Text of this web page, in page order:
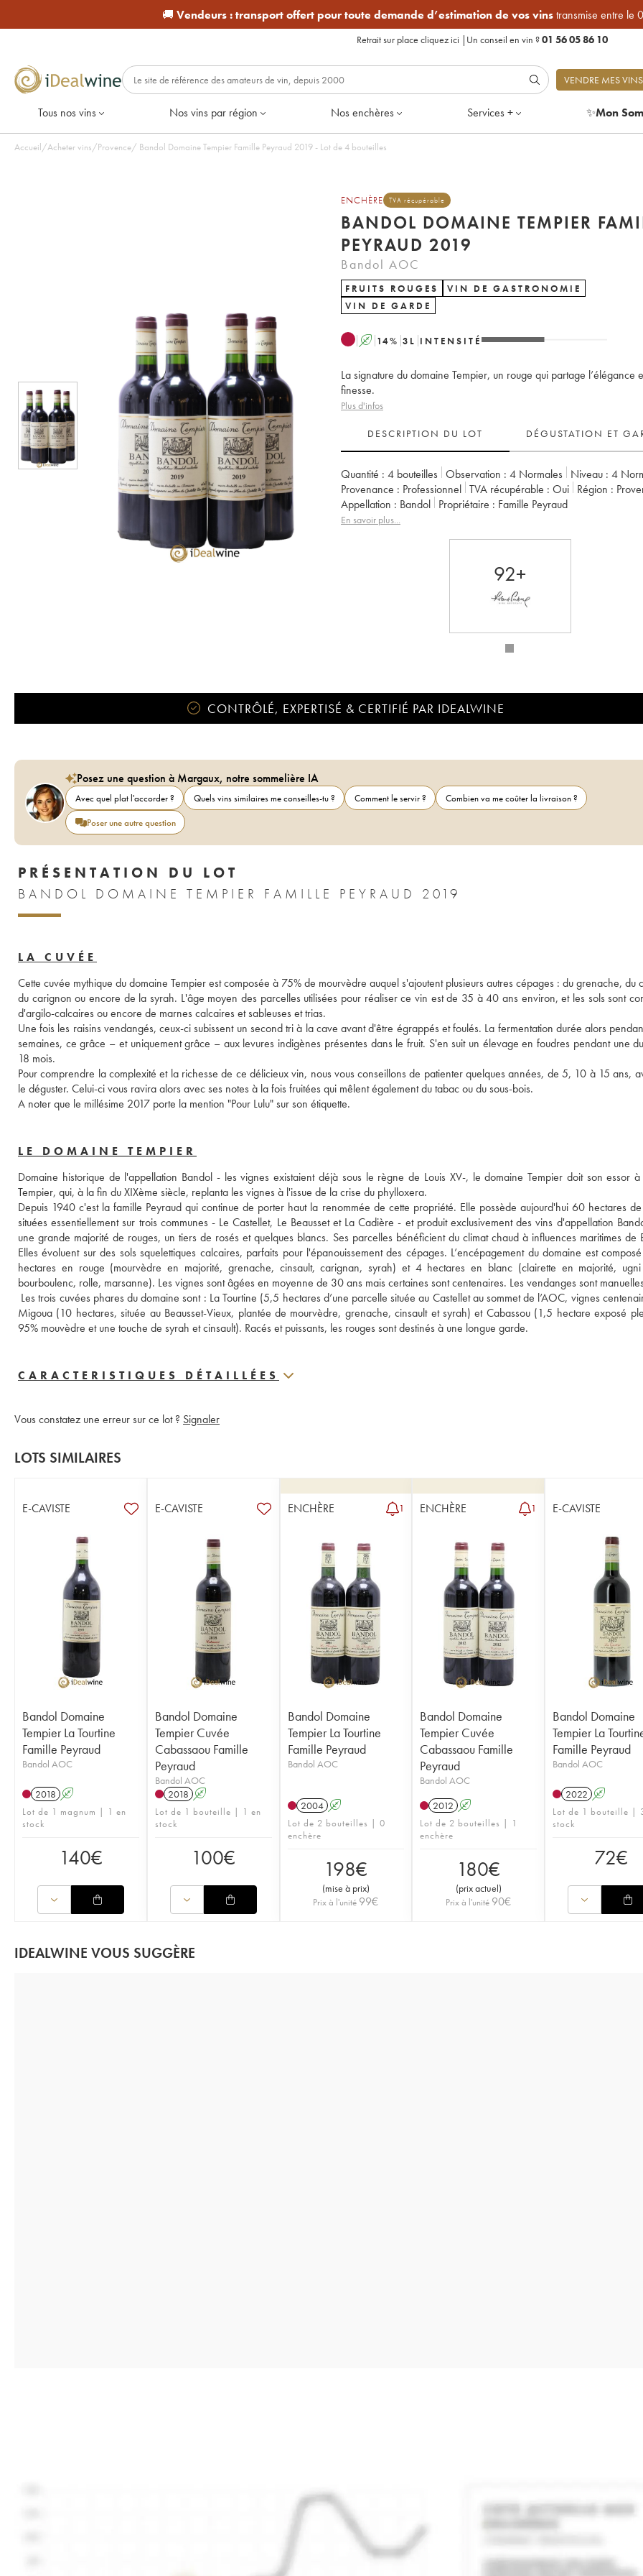
🚚 Vendeurs :transport offert pour toute demande d’estimation de vos vinstransmise entre le
Retrait sur place cliquez ici | Un conseil en vin ?01 56 05 86 10
VENDRE MES VINS
Tous nos vins Nos vins par région Nos enchères Services + ✨Mon
Accueil/Acheter vins/Provence/ Bandol Domaine Tempier Famille Peyraud 2019 - Lot de 4 bouteilles
ENCHÈRE TVA récupérable
BANDOL DOMAINE TEMPIER
PEYRAUD 2019
Bandol AOC
FRUITS ROUGES
VIN DE GASTRONOMIE
VIN DE GARDE
A 14% 3 L INTENSITÉ
La signature du domaine Tempier, un rouge qui partage l’élégance
finesse.
Plus d'infos
DESCRIPTION DU LOT DÉGUSTATION ET
Quantité : 4 bouteilles Observation : 4 Normales Niveau : 4
Provenance :
professionnel TVA récupérable : oui Région :
Appellation :
Bandol Propriétaire : Famille Peyraud
En savoir plus...
92+
CONTRÔLÉ, EXPERTISÉ & CERTIFIÉ PAR IDEALWINE
Posez une question à Margaux, notre sommelière IA
Avec quel plat l'accorder ? Quels vins similaires me conseilles-tu ? Comment le servir ?
Combien va me coûter la livraison ?
Poser une autre question
PRÉSENTATION DU LOT
BANDOL DOMAINE TEMPIER FAMILLE PEYRAUD 2019
LA CUVÉE
Cette cuvée mythique du domaine Tempier est composée à 75% de mourvèdre auquel s'ajoutent plusieurs autres cépages : du grenache, du
du carignon ou encore de la syrah. L'âge moyen des parcelles utilisées pour réaliser ce vin est de 35 à 40 ans environ, et les sols sont
d'argilo-calcaires ou encore de marnes calcaires et sableuses et trias.
Une fois les raisins vendangés, ceux-ci subissent un second tri à la cave avant d'être égrappés et foulés. La fermentation durée alors
semaines, ce grâce – et uniquement grâce – aux levures indigènes présentes dans le fruit. S'en suit un élevage en foudres pendant une
18 mois.
Pour comprendre la complexité et la richesse de ce délicieux vin, nous vous conseillons de patienter quelques années, de 5, 10 à 15 ans,
le déguster. Celui-ci vous ravira alors avec ses notes à la fois fruitées qui mêlent également du tabac ou du sous-bois.
A noter que le millésime 2017 porte la mention "Pour Lulu" sur son étiquette.
LE DOMAINE TEMPIER
Domaine historique de l'appellation Bandol - les vignes existaient déjà sous le règne de Louis XV-, le domaine Tempier doit son essor à
Tempier, qui, à la fin du XIXème siècle, replanta les vignes à l'issue de la crise du phylloxera.
Depuis 1940 c'est la famille Peyraud qui continue de porter haut la renommée de cette propriété. Elle possède aujourd'hui 60 hectares
situées essentiellement sur trois communes - Le Castellet, Le Beausset et La Cadière - et produit exclusivement des vins d'appellation
une grande majorité de rouges, un tiers de rosés et quelques blancs. Ses parcelles bénéficient du climat chaud à influences maritimes de
Elles évoluent sur des sols squelettiques calcaires, parfaits pour l'épanouissement des cépages. L’encépagement du domaine est
hectares en rouge (mourvèdre en majorité, grenache, cinsault, carignan, syrah) et 4 hectares en blanc (clairette en majorité,
bourboulenc, rolle, marsanne). Les vignes sont âgées en moyenne de 30 ans mais certaines sont centenaires. Les vendanges sont
Les trois cuvées phares du domaine sont : La Tourtine (5,5 hectares d’une parcelle située au Castellet au sommet de l’AOC, vignes
Migoua (10 hectares, située au Beausset-Vieux, plantée de mourvèdre, grenache, cinsault et syrah) et Cabassou (1,5 hectare exposé
95% mouvèdre et une touche de syrah et cinsault). Racés et puissants, les rouges sont destinés à une longue garde.
CARACTERISTIQUES DÉTAILLÉES
Vous constatez une erreur sur ce lot ? Signaler
LOTS SIMILAIRES
E-CAVISTE
Bandol Domaine
Tempier La Tourtine
Famille Peyraud
Bandol AOC
2018 A
Lot de 1 magnum | 1 en
stock
140€
E-CAVISTE
Bandol Domaine
Tempier Cuvée
Cabassaou Famille
Peyraud
Bandol AOC
2018 A
Lot de 1 bouteille | 1 en
stock
100€
ENCHÈRE 1
Bandol Domaine
Tempier La Tourtine
Famille Peyraud
Bandol AOC
2004 A
Lot de 2 bouteilles | 0
enchère
198€
(mise à prix)
Prix à l'unité 99€
ENCHÈRE 1
Bandol Domaine
Tempier Cuvée
Cabassaou Famille
Peyraud
Bandol AOC
2012 A
Lot de 2 bouteilles | 1
enchère
180€
(prix actuel)
Prix à l'unité 90€
E-CAVISTE
Bandol Domaine
Tempier La
Famille Peyraud
Bandol AOC
2022 A
Lot de 1 bouteille |
stock
72€
IDEALWINE VOUS SUGGÈRE